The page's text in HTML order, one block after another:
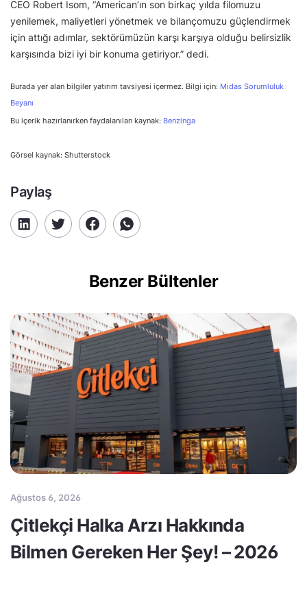
CEO Robert Isom, “American’ın son birkaç yılda filomuzu
yenilemek, maliyetleri yönetmek ve bilançomuzu güçlendirmek
için attığı adımlar, sektörümüzün karşı karşıya olduğu belirsizlik
karşısında bizi iyi bir konuma getiriyor.” dedi.
Burada yer alan bilgiler yatırım tavsiyesi içermez. Bilgi için: Midas Sorumluluk
Beyanı
Bu içerik hazırlanırken faydalanılan kaynak: Benzinga
Görsel kaynak: Shutterstock
Paylaş
Benzer Bültenler
Ağustos 6, 2026
Çitlekçi Halka Arzı Hakkında
Bilmen Gereken Her Şey! – 2026